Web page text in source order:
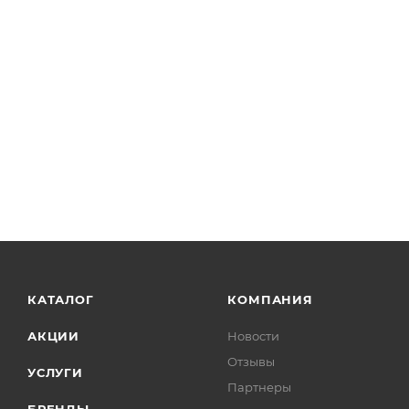
КАТАЛОГ
АКЦИИ
УСЛУГИ
КОМПАНИЯ
Новости
Отзывы
Партнеры